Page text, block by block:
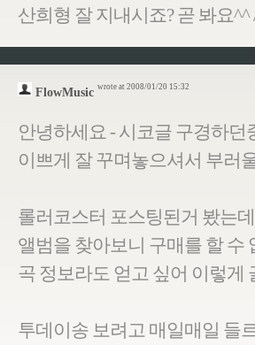
산희형 잘 지내시죠? 곧 봐요
FlowMusic wrote at 2008/01/20 15:32
안녕하세요 - 시코글 구경하
이쁘게 잘 꾸며놓으셔서 부러
롤러코스터 포스팅된거 봤는
앨범을 찾아보니 구매를 할 수
곡 정보라도 얻고 싶어 이렇게
투데이송 보려고 매일매일 들